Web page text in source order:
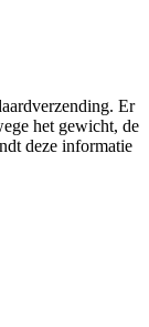
Er
het gewicht, de
deze informatie